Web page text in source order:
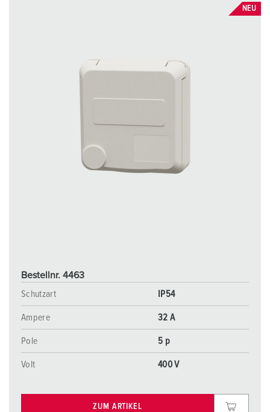
NEU
Bestellnr. 4463
Schutzart
IP54
Ampere 32 A
Pole 5 p
Volt 400 V
ZUM ARTIKEL